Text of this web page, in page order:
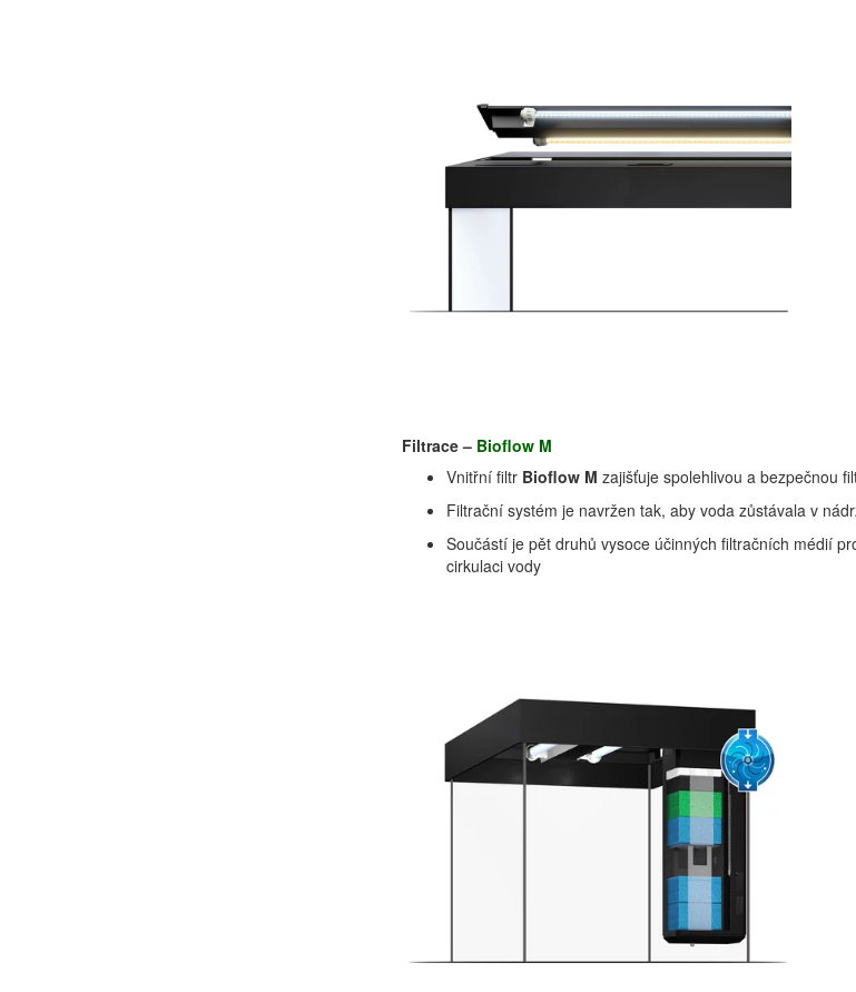
Filtrace – Bioflow M
Vnitřní filtr Bioflow M zajišťuje spolehlivou a bezpečnou
Filtrační systém je navržen tak, aby voda zůstávala v
Součástí je pět druhů vysoce účinných filtračních médií
cirkulaci vody